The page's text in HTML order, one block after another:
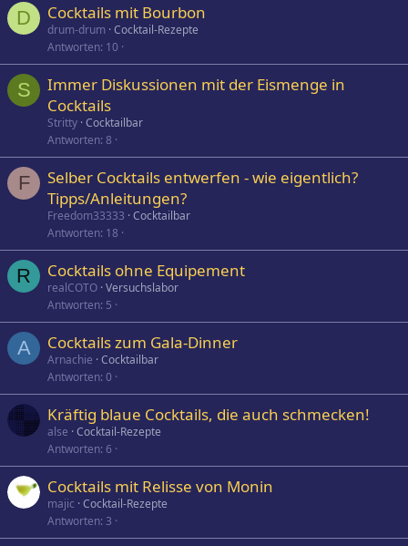
D Cocktails mit Bourbon
drum-drum Cocktail-Rezepte
Antworten 10
S
Immer Diskussionen mit der Eismenge in
Cocktails
Stritty Cocktailbar
Antworten 8
F
Selber Cocktails entwerfen - wie eigentlich?
Tipps/Anleitungen?
Freedom33333 Cocktailbar
Antworten 18
R Cocktails ohne Equipement
realCOTO Versuchslabor
Antworten 5
A Cocktails zum Gala-Dinner
Arnachie Cocktailbar
Antworten 0
Kräftig blaue Cocktails, die auch schmecken!
alse Cocktail-Rezepte
Antworten 6
Cocktails mit Relisse von Monin
majic Cocktail-Rezepte
Antworten 3